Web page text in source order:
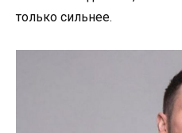
только сильнее.